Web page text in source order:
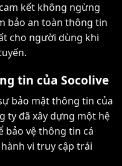
kết không ngừng
bảo an toàn thông tin
cho người dùng khi
tin của Socolive
bảo mật thông tin của
ty đã xây dựng một hệ
bảo vệ thông tin cá
vi truy cập trái